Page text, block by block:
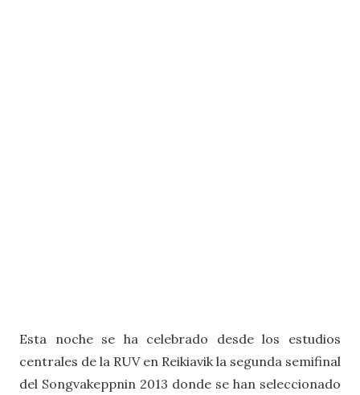
Esta noche se ha celebrado desde los estudios
centrales de la RUV en Reikiavik la segunda semifinal
del Songvakeppnin 2013 donde se han seleccionado